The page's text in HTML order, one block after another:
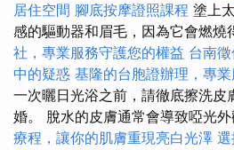
居住空間 腳底按摩證照課程 塗上
感的驅動器和眉毛，因為它會燃燒
社，專業服務守護您的權益 台南
中的疑惑 基隆的台胞證辦理，專
一次曬日光浴之前，請徹底擦洗皮
婚。 脫水的皮膚通常會導致啞光外
療程，讓你的肌膚重現亮白光澤